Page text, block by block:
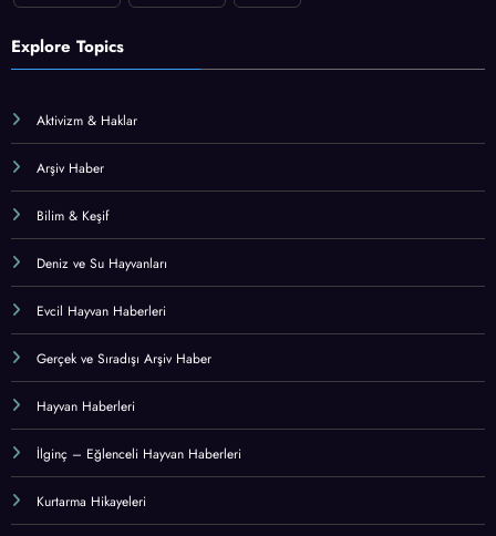
Explore Topics
Aktivizm & Haklar
Arşiv Haber
Bilim & Keşif
Deniz ve Su Hayvanları
Evcil Hayvan Haberleri
Gerçek ve Sıradışı Arşiv Haber
Hayvan Haberleri
İlginç – Eğlenceli Hayvan Haberleri
Kurtarma Hikayeleri